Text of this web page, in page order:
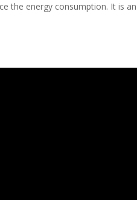
the energy consumption. It is an